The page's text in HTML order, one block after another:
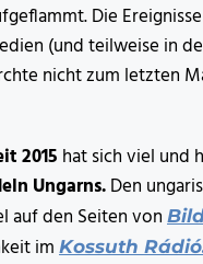
Die
(und teilweise in
nicht zum letzten
2015 hat sich viel und
Ungarns.Den
auf den Seiten von
im Kossuth